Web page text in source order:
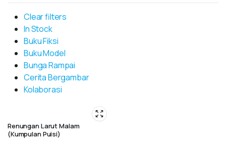
Clear filters
In Stock
Buku Fiksi
Buku Model
Bunga Rampai
Cerita Bergambar
Kolaborasi
Renungan Larut Malam
(Kumpulan Puisi)